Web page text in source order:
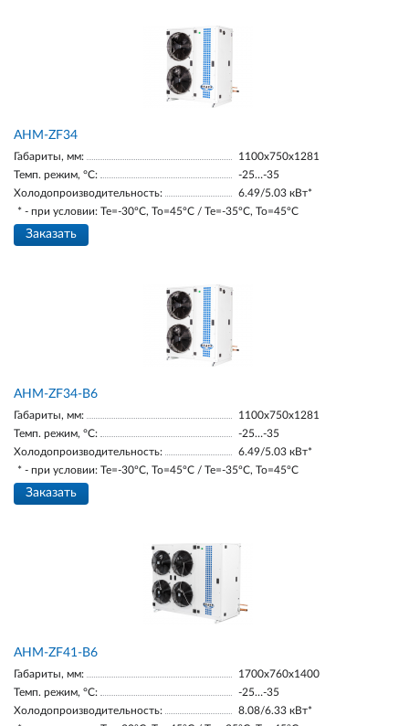
AНM-ZF34
Габариты, мм:
1100х750х1281
Темп. режим, °С:
-25…-35
Холодопроизводительность:
6.49/5.03 кВт*
* - при условии: Te=-30ºC, To=45ºC / Te=-35ºC, To=45ºC
Заказать
AНM-ZF34-В6
Габариты, мм:
1100х750х1281
Темп. режим, °С:
-25…-35
Холодопроизводительность:
6.49/5.03 кВт*
* - при условии: Te=-30ºC, To=45ºC / Te=-35ºC, To=45ºC
Заказать
AНM-ZF41-B6
Габариты, мм:
1700х760х1400
Темп. режим, °С:
-25…-35
Холодопроизводительность:
8.08/6.33 кВт*